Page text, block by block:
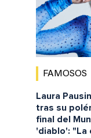
FAMOSOS
Laura
tras su
final del
'diablo': "La